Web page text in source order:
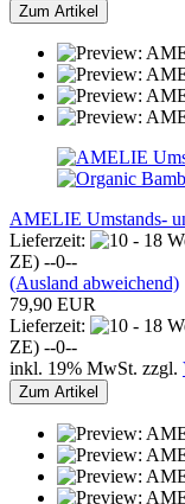
Zum Artikel
AMELIE Umstands-
Lieferzeit:
ZE) --0--
(Ausland abweichend)
79,90 EUR
Lieferzeit:
ZE) --0--
inkl. 19% MwSt. zzgl.
Zum Artikel